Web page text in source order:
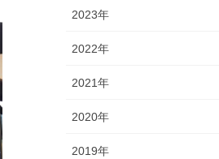
2023年
2022年
2021年
2020年
2019年